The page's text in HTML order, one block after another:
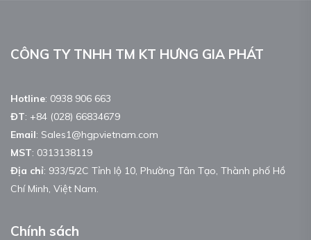
CÔNG TY TNHH TM KT HƯNG GIA PHÁT
Hotline: 0938 906 663
ĐT: +84 (028) 66834679
Email: Sales1@hgpvietnam.com
MST: 0313138119
Địa chỉ: 933/5/2C Tỉnh lộ 10, Phường Tân Tạo, Thành phố Hồ
Chí Minh, Việt Nam.
Chính sách